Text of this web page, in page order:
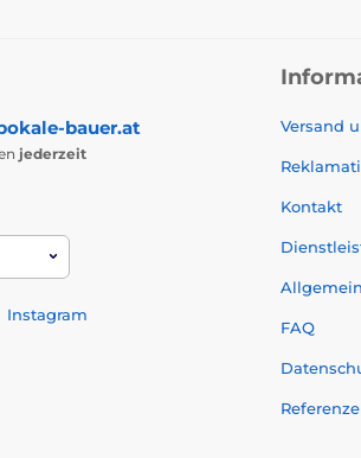
bauer.at
jederzeit
Instagram
Versand
Kontakt
FAQ